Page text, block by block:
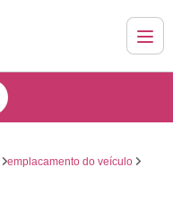
emplacamento do veículo